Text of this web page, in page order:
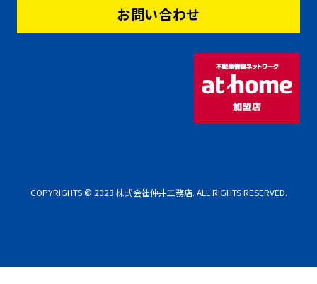
お問い合わせ
COPYRIGHTS © 2023 株式会社仲井工務店. ALL RIGHTS RESERVED.